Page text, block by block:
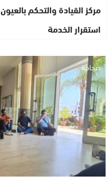
مركز القيادة والتحكم
استقرار الخدمة
صحافة